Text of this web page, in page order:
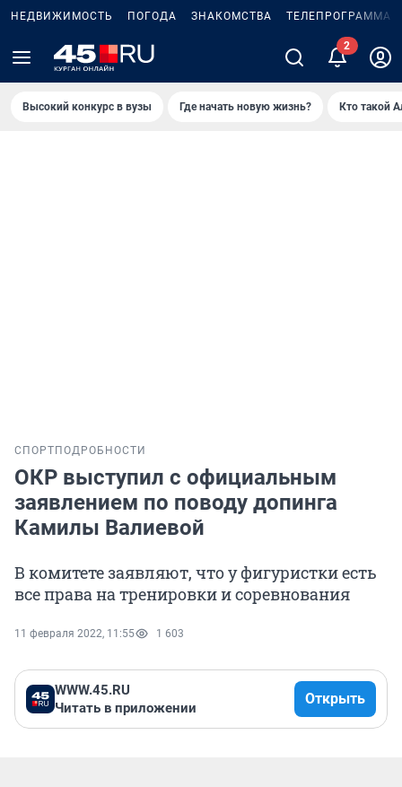
НЕДВИЖИМОСТЬ ПОГОДА ЗНАКОМСТВА ТЕЛЕПРОГРАММА
Высокий конкурс в вузы Где начать новую жизнь? Кто такой
СПОРТ ПОДРОБНОСТИ
ОКР выступил с официальным
заявлением по поводу допинга
Камилы Валиевой
В комитете заявляют, что у фигуристки есть
все права на тренировки и соревнования
11 февраля 2022, 11:55 1 603
WWW.45.RU
Читать в приложении
Открыть